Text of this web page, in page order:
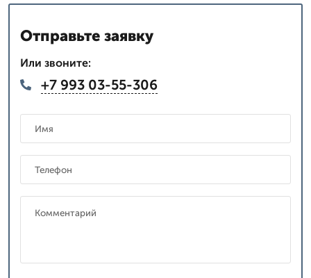
Отправьте заявку
Или звоните:
+7 993 03-55-306